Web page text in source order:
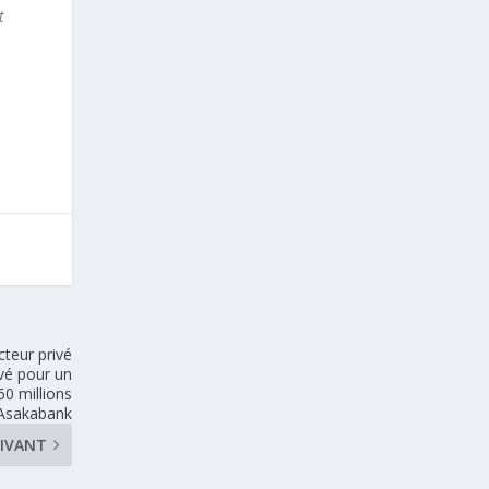
privé
pour un
millions